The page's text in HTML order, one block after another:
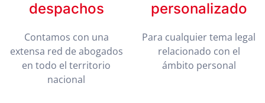
despachos
Contamos con una
extensa red de abogados
en todo el territorio
nacional
personalizado
Para cualquier tema legal
relacionado con el
ámbito personal